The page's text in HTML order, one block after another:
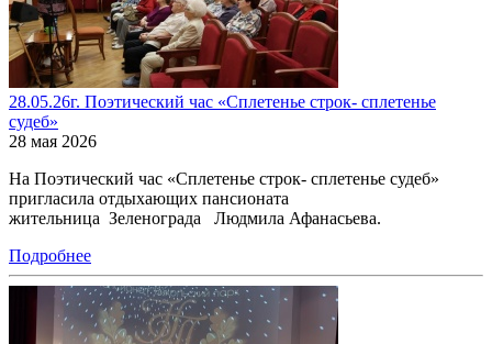
28.05.26г. Поэтический час «Сплетенье строк- сплетенье
судеб»
28 мая 2026
На Поэтический час «Сплетенье строк- сплетенье судеб»
пригласила отдыхающих пансионата
жительница Зеленограда Людмила Афанасьева.
Подробнее